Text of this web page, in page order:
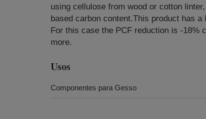
using cellulose from wood or cotton
based carbon content.This product has
For this case the PCF reduction is -18%
more.
Usos
Componentes para Gesso